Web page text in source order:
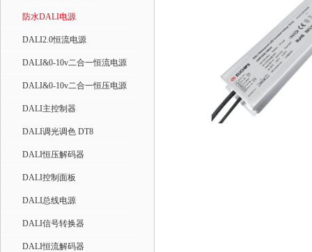
防水DALI电源
DALI2.0恒流电源
DALI&0-10v二合一恒流电源
DALI&0-10v二合一恒压电源
DALI主控制器
DALI调光调色 DT8
DALI恒压解码器
DALI控制面板
DALI总线电源
DALI信号转换器
DALI恒流解码器